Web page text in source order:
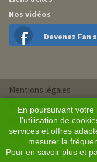
Nos vidéos
Devenez Fan
En poursuivant
l'utilisation de
services et offres
mesurer la
Pour en savoir plus et
Mentions légales
Plan du site
Conditions générales
Conception BM